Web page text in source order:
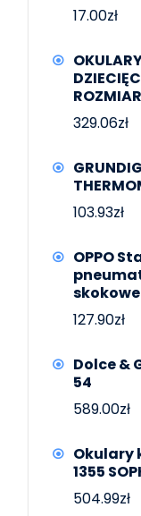
17.00zł
329.06zł
103.93zł
OPPO
127.90zł
Dolce &
54
589.00zł
Okulary
1355
504.99zł